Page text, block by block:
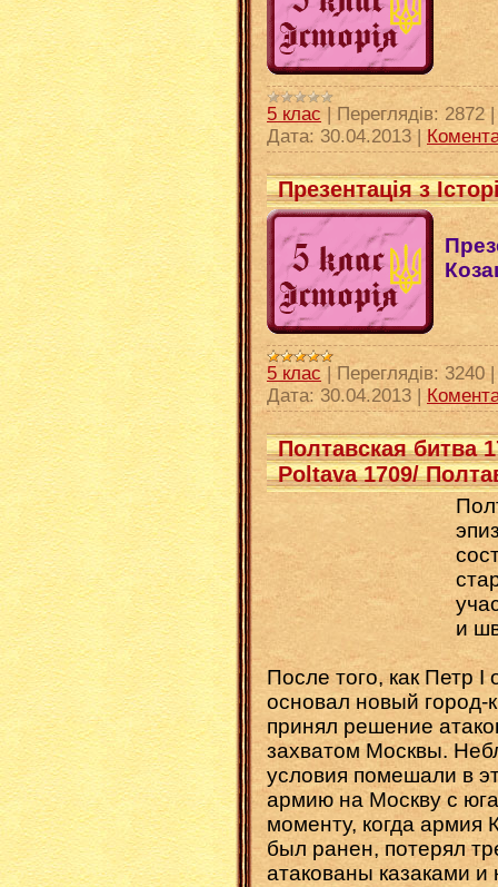
5 клас Переглядів: 2872
Дата: 30.04.2013
Презентація з
5 клас |Переглядів: 3240
Дата: 30.04.2013
Полтавская битва
Poltava 1709/
и
После того, как Петр
основал новый город-
принял решение
захватом Москвы.
условия помешали в
армию на Москву с
моменту, когда армия
был ранен, потерял
атакованы казаками